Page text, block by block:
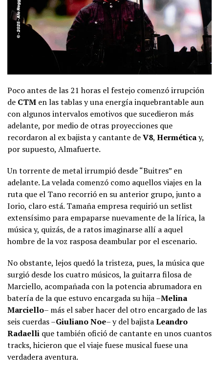
Poco antes de las 21 horas el festejo comenzó irrupción
de CTM en las tablas y una energía inquebrantable aun
con algunos intervalos emotivos que sucedieron más
adelante, por medio de otras proyecciones que
recordaron al ex bajista y cantante deV8, Herméticay,
por supuesto, Almafuerte.
Un torrente de metal irrumpió desde “Buitres” en
adelante. La velada comenzó como aquellos viajes en la
ruta que el Tano recorrió en su anterior grupo, junto a
Iorio, claro está. Tamaña empresa requirió un setlist
extensísimo para empaparse nuevamente de la lírica, la
música y, quizás, de a ratos imaginarse allí a aquel
hombre de la voz rasposa deambular por el escenario.
No obstante, lejos quedó la tristeza, pues, la música que
surgió desde los cuatro músicos, la guitarra filosa de
Marciello, acompañada con la potencia abrumadora en
batería de la que estuvo encargada su hija –Melina
Marciello– más el saber hacer del otro encargado de las
seis cuerdas –Giuliano Noe– y del bajistaLeandro
Radaelli que también ofició de cantante en unos cuantos
tracks, hicieron que el viaje fuese musical fuese una
verdadera aventura.